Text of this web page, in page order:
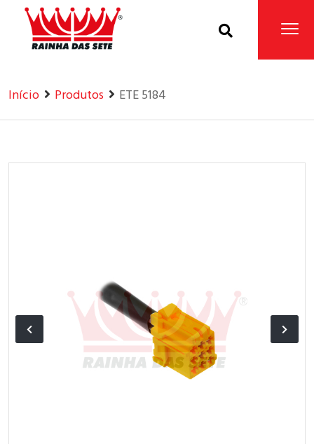
Home Produtos
Início Produtos ETE 5184